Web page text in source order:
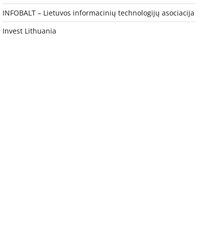
INFOBALT – Lietuvos informacinių technologijų asociacija
Invest Lithuania